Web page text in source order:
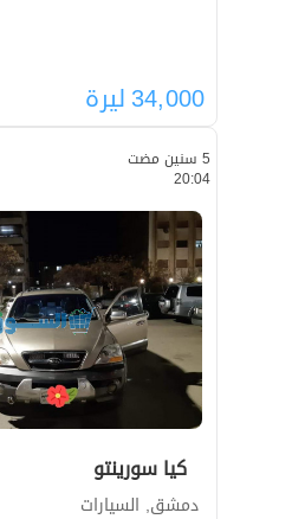
34,000ليرة
5 سنين مضت
20:04
كيا سورينتو
دمشق, السيارات